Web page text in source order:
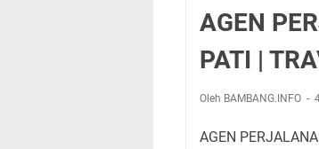
AGEN
PATI |
Oleh BAMBANG.INFO
AGEN